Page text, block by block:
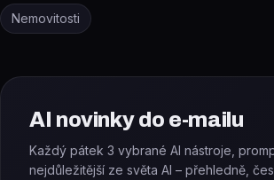
Nemovitosti
AI novinky do e-mailu
Každý pátek 3 vybrané AI nástroje,
nejdůležitější ze světa AI – přehledně,